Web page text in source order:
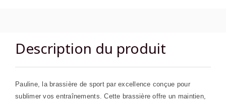
Description du produit
Pauline, la brassière de sport par excellence conçue pour
sublimer vos entraînements. Cette brassière offre un maintien,